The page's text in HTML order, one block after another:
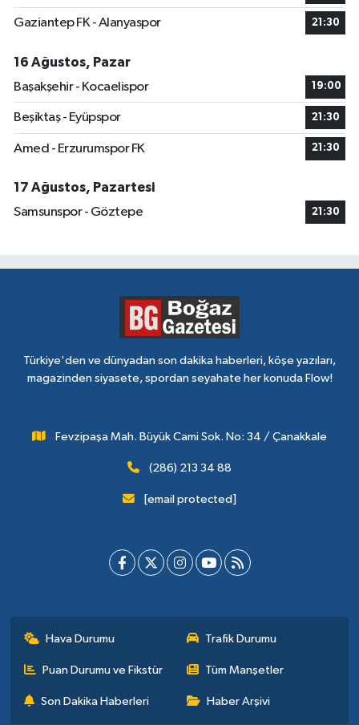
Gaziantep FK - Alanyaspor 21:30
16 Ağustos, Pazar
Başakşehir - Kocaelispor
19:00
Beşiktaş - Eyüpspor 21:30
Amed - Erzurumspor FK 21:30
17 Ağustos, Pazartesi
Samsunspor - Göztepe
21:30
Türkiye'den ve dünyadan son dakika haberleri, köşe yazıları,
magazinden siyasete, spordan seyahate her konuda Flow!
Fevzipaşa Mah. Büyük Cami Sok. No: 34 / Çanakkale
(286) 213 34 88
[email protected]
Hava Durumu Trafik Durumu
Puan Durumu ve Fikstür Tüm Manşetler
Son Dakika Haberleri Haber Arşivi